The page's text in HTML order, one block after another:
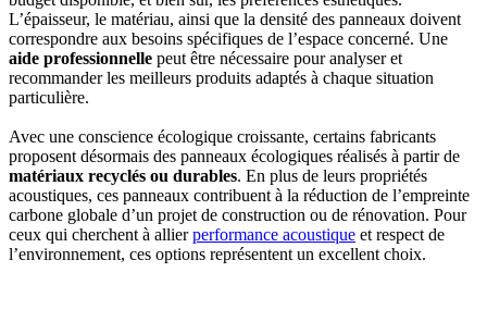
L’épaisseur, le matériau, ainsi que la densité des panneaux doivent
correspondre aux besoins spécifiques de l’espace concerné. Une
aide professionnelle peut être nécessaire pour analyser et
recommander les meilleurs produits adaptés à chaque situation
particulière.
Avec une conscience écologique croissante, certains fabricants
proposent désormais des panneaux écologiques réalisés à partir de
matériaux recyclés ou durables. En plus de leurs propriétés
acoustiques, ces panneaux contribuent à la réduction de l’empreinte
carbone globale d’un projet de construction ou de rénovation. Pour
ceux qui cherchent à allierperformance acoustique et respect de
l’environnement, ces options représentent un excellent choix.